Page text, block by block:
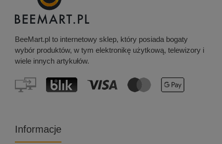
BeeMart.pl to internetowy sklep, który posiada bogaty
wybór produktów, w tym elektronikę użytkową, telewizory i
wiele innych artykułów.
Informacje